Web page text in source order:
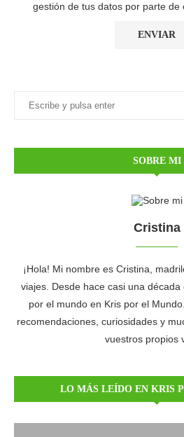
gestión de tus datos por parte de
SOBRE MI
Cristina
¡Hola! Mi nombre es Cristina,
viajes. Desde hace casi una
por el mundo en Kris por el
recomendaciones, curiosidades y
vuestros propios
LO MÁS LEÍDO EN KRIS